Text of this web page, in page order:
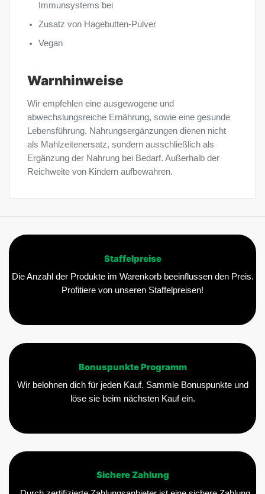
Immunsystems bei
Zusatz von Hagebutten-Pulver
Vegan
Warnhinweise
Wir empfehlen eine ausgewogene und
abwechslungsreiche Ernährung, sowie eine gesunde
Lebensführung. Nahrungsergänzungen dienen nicht
als Mahlzeitenersatz, sondern ausschließlich als
Ergänzung der Nahrung bei Bedarf. Außerhalb der
Reichweite von Kindern aufbewahren.
Staffelpreise
Die Anzahl der Produkte im Warenkorb beeinflussen den Preis.
Profitiere von unseren Staffelpreisen!
Bonuspunkte Programm
Wir belohnen dich für jeden Kauf. Sammle Bonuspunkte und
löse sie beim nächsten Kauf ein.
Sichere Zahlung